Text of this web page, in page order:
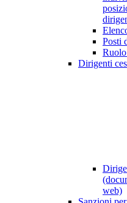
Posti
Dirigenti
web)